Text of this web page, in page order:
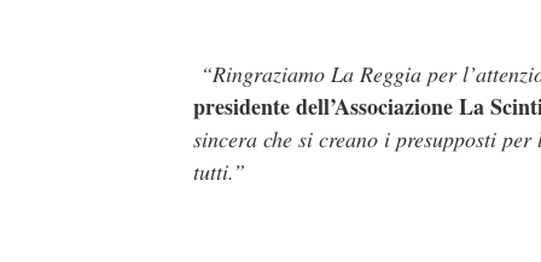
“Ringraziamo La Reggia per
presidente dell’Associazione La
sincera che si creano i presupposti
tutti.”